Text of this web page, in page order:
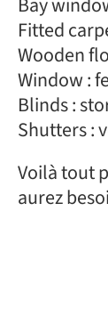
Fitted
Wooden
Window :
Blinds :
Shutters :
Voilà tout
aurez